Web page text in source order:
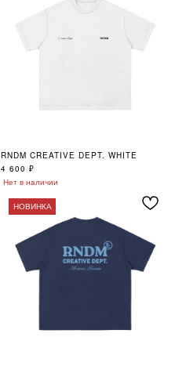
RNDM CREATIVE DEPT. WHITE
4 600 ₽
Нет в наличии
НОВИНКА